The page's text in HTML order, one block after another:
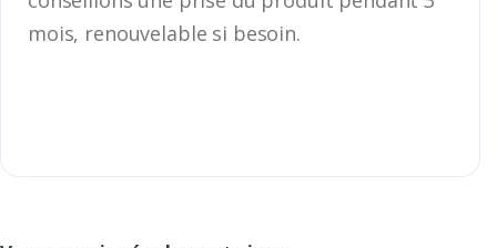
mois, renouvelable si besoin.